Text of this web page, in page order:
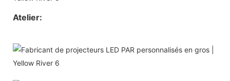
Atelier: